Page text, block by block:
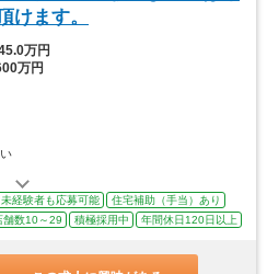
けます。
万円
万円
未経験者も応募可能
住宅補助（手当）あり
舗数10～29 積極採用中 年間休日120日以上